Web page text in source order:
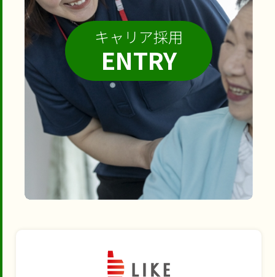
キャリア採用
ENTRY